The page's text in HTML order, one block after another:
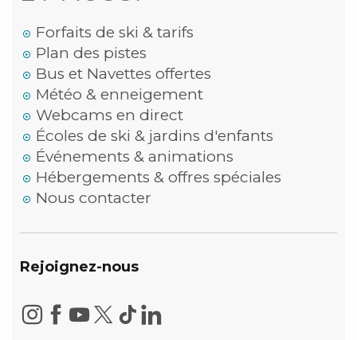
Forfaits de ski & tarifs
Plan des pistes
Bus et Navettes offertes
Météo & enneigement
Webcams en direct
Écoles de ski & jardins d'enfants
Événements & animations
Hébergements & offres spéciales
Nous contacter
Rejoignez-nous